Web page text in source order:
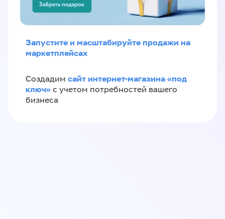
Запустите и масштабируйте продажи на
маркетплейсах
Создадим сайт интернет-магазина «под
ключ» с учетом потребностей вашего
бизнеса